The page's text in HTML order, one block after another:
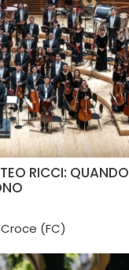
RICCI: QUANDO
(FC)